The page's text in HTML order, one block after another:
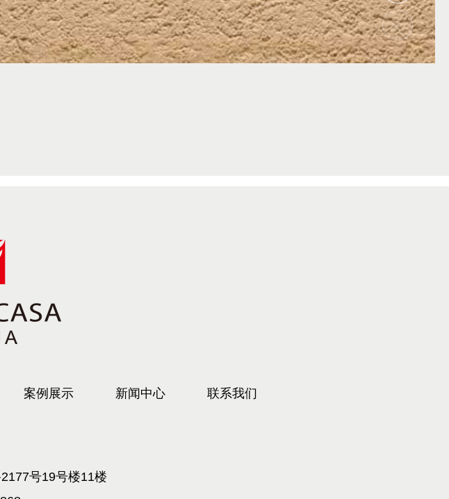
案例展示 新闻中心 联系我们
号19号楼11楼